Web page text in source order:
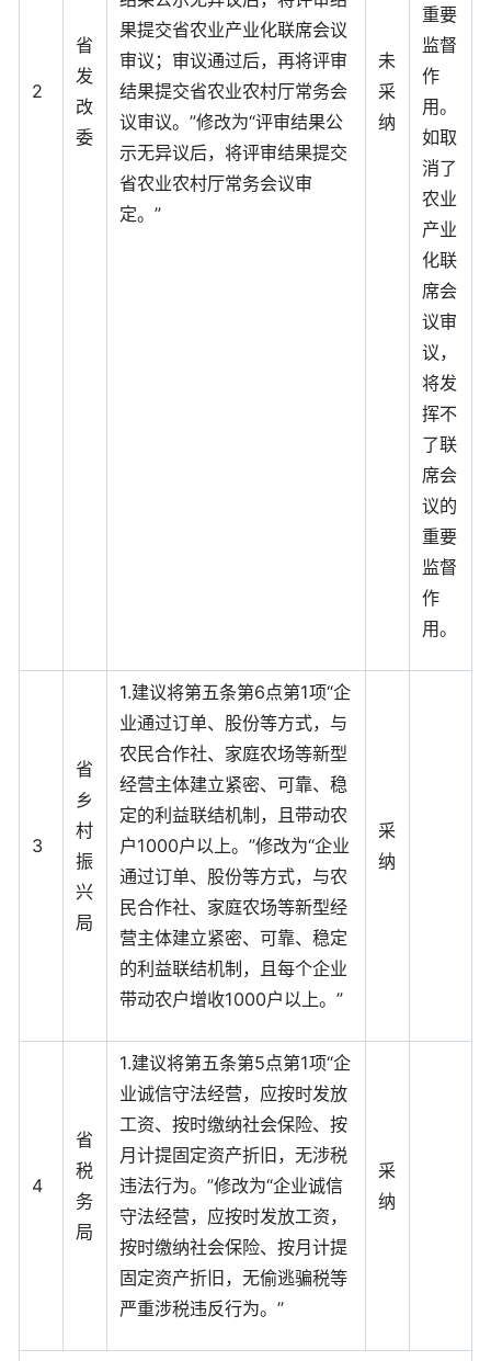
2
省
发
改
委
果提交省农业产业化联席会议
审议；审议通过后，再将评审
结果提交省农业农村厅常务会
议审议。”修改为“评审结果公
示无异议后，将评审结果提交
省农业农村厅常务会议审
定。”
未
采
纳
重要
监督
作
用。
如取
消了
农业
产业
化联
席会
议审
议，
将发
挥不
了联
席会
议的
重要
监督
作
用。
3
省
乡
村
振
兴
局
1.建议将第五条第6点第1项“企
业通过订单、股份等方式，与
农民合作社、家庭农场等新型
经营主体建立紧密、可靠、稳
定的利益联结机制，且带动农
户1000户以上。”修改为“企业
通过订单、股份等方式，与农
民合作社、家庭农场等新型经
营主体建立紧密、可靠、稳定
的利益联结机制，且每个企业
带动农户增收1000户以上。”
采
纳
4
省
税
务
局
1.建议将第五条第5点第1项“企
业诚信守法经营，应按时发放
工资、按时缴纳社会保险、按
月计提固定资产折旧，无涉税
违法行为。”修改为“企业诚信
守法经营，应按时发放工资，
按时缴纳社会保险、按月计提
固定资产折旧，无偷逃骗税等
严重涉税违反行为。”
采
纳